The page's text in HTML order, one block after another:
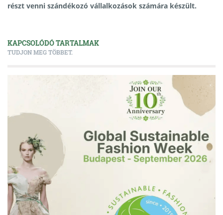
részt venni szándékozó vállalkozások számára készült.
KAPCSOLÓDÓ TARTALMAK
TUDJON MEG TÖBBET.